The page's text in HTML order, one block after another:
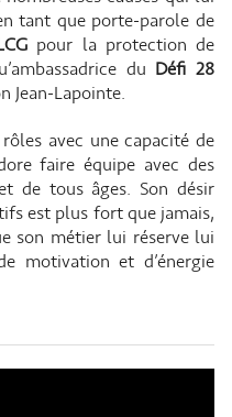
tant que porte-parole de
pour la protection de
du Défi 28
Jean-Lapointe.
avec une capacité de
faire équipe avec des
de tous âges. Son désir
est plus fort que jamais,
son métier lui réserve lui
motivation et d’énergie